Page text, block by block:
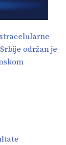
održan je